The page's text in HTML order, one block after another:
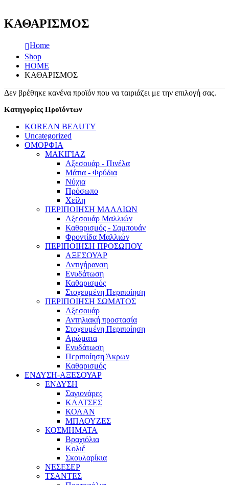
ΚΑΘΑΡΙΣΜΟΣ
Home
Shop
HOME
ΚΑΘΑΡΙΣΜΟΣ
Δεν βρέθηκε κανένα προϊόν που να ταιριάζει με την επιλογή σας.
Κατηγορίες Προϊόντων
KOREAN BEAUTY
Uncategorized
ΟΜΟΡΦΙΑ
ΜΑΚΙΓΙΑΖ
Αξεσουάρ - Πινέλα
Μάτια - Φρύδια
Νύχια
Πρόσωπο
Χείλη
ΠΕΡΙΠΟΙΗΣΗ ΜΑΛΛΙΩΝ
Αξεσουάρ Μαλλιών
Καθαρισμός - Σαμπουάν
Φροντίδα Μαλλιών
ΠΕΡΙΠΟΙΗΣΗ ΠΡΟΣΩΠΟΥ
ΑΞΕΣΟΥΑΡ
Αντιγήρανση
Ενυδάτωση
Καθαρισμός
Στοχευμένη Περιποίηση
ΠΕΡΙΠΟΙΗΣΗ ΣΩΜΑΤΟΣ
Αξεσουάρ
Αντηλιακή προστασία
Στοχευμένη Περιποίηση
Αρώματα
Ενυδάτωση
Περιποίηση Άκρων
Καθαρισμός
ΕΝΔΥΣΗ-ΑΞΕΣΟΥΑΡ
ΕΝΔΥΣΗ
Σαγιονάρες
ΚΑΛΤΣΕΣ
ΚΟΛΑΝ
ΜΠΛΟΥΖΕΣ
ΚΟΣΜΗΜΑΤΑ
Βραχιόλια
Κολιέ
Σκουλαρίκια
ΝΕΣΕΣΕΡ
ΤΣΑΝΤΕΣ